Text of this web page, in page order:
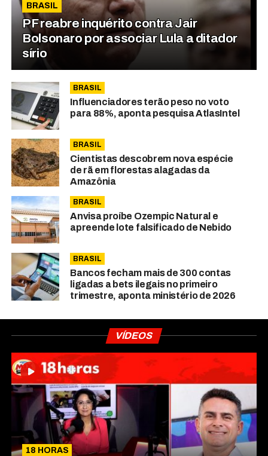
BRASIL
PF reabre inquérito contra Jair
Bolsonaro por associar Lula a ditador
sírio
BRASIL
Influenciadores terão peso no voto
para 88%, aponta pesquisa AtlasIntel
BRASIL
Cientistas descobrem nova espécie
de rã em florestas alagadas da
Amazônia
BRASIL
Anvisa proíbe Ozempic Natural e
apreende lote falsificado de Nebido
BRASIL
Bancos fecham mais de 300 contas
ligadas a bets ilegais no primeiro
trimestre, aponta ministério de 2026
VÍDEOS
18 HORAS